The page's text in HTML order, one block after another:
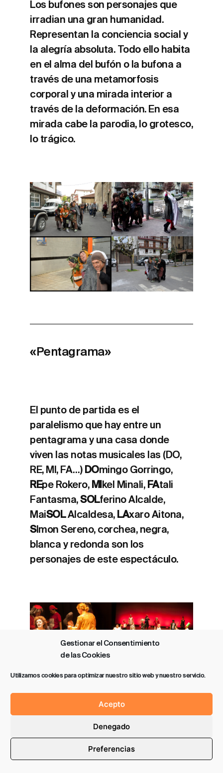
Gestionar el Consentimiento
de las Cookies
Utilizamos cookies para optimizar nuestro sitio web y nuestro servicio.
Acepto
Denegado
Preferencias
Los bufones son personajes que
irradian una gran humanidad.
Representan la conciencia social y
la alegría absoluta. Todo ello habita
en el alma del bufón o la bufona a
través de una metamorfosis
corporal y una mirada interior a
través de la deformación. En esa
mirada cabe la parodia, lo grotesco,
lo trágico.
«Pentagrama»
El punto de partida es el
paralelismo que hay entre un
pentagrama y una casa donde
viven las notas musicales las (DO,
RE, MI, FA…) DOmingo Gorringo,
REpe Rokero, MI kel Minali, FAtali
Fantasma, SOLferino Alcalde,
MaiSOLAlcaldesa, LAxaro Aitona,
SImon Sereno, corchea, negra,
blanca y redonda son los
personajes de este espectáculo.